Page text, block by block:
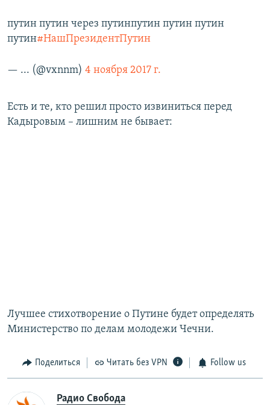
путин путин через путинпутин путин путин
путин#НашПрезидентПутин
— ... (@vxnnm) 4 ноября 2017 г.
Есть и те, кто решил просто извиниться перед
Кадыровым – лишним не бывает:
Лучшее стихотворение о Путине будет определять
Министерство по делам молодежи Чечни.
Поделиться Читать без VPN Follow us
Радио Свобода